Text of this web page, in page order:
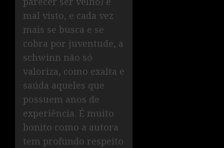
mal visto, e cada vez
mais se busca e se
cobra por juventude, a
schwinn não só
valoriza, como exalta e
saúda aqueles que
possuem anos de
experiência. É muito
bonito como a autora
tem profundo respeito